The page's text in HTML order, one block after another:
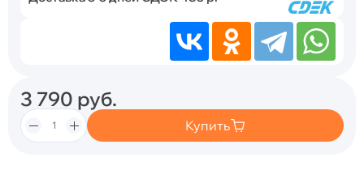
3 790 руб.
Купить